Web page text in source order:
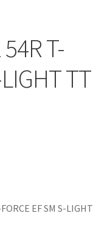
T-
TT
EF SM S-LIGHT